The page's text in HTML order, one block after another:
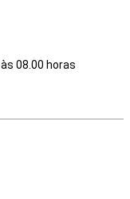
às 08.00 horas